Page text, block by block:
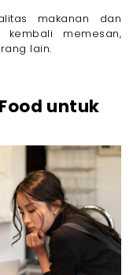
makanan dan
memesan,
lain.
untuk